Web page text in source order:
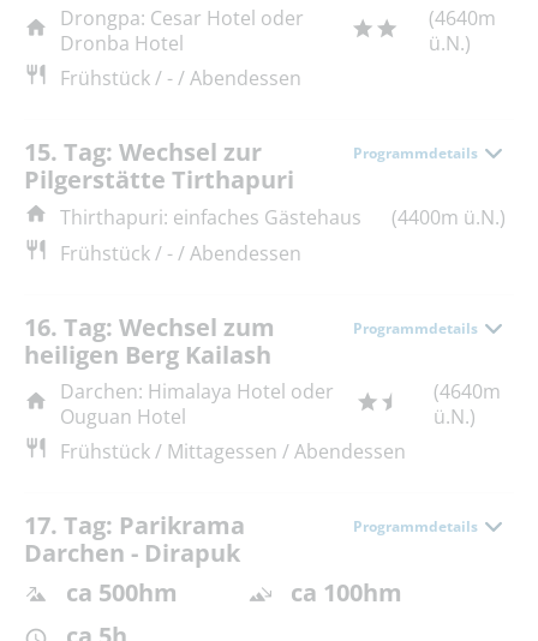
Drongpa: Cesar Hotel oder
Dronba Hotel
(4640m
ü.N.)
Frühstück / - / Abendessen
15. Tag: Wechsel zur
Pilgerstätte Tirthapuri
Programmdetails
Thirthapuri: einfaches Gästehaus
(4400m ü.N.)
Frühstück / - / Abendessen
16. Tag: Wechsel zum
heiligen Berg Kailash
Programmdetails
Darchen: Himalaya Hotel oder
Ouguan Hotel
(4640m
ü.N.)
Frühstück / Mittagessen / Abendessen
17. Tag: Parikrama
Darchen - Dirapuk
Programmdetails
ca 500hm
ca 100hm